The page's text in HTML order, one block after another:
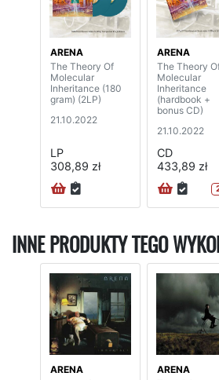
ARENA
The Theory Of
Molecular
Inheritance (180
gram) (2LP)
21.10.2022
LP
308,89 zł
ARENA
The Theory
Molecular
Inheritance
(hardbook +
bonus CD)
21.10.2022
CD
433,89 zł
INNE PRODUKTY TEGO
ARENA
ARENA